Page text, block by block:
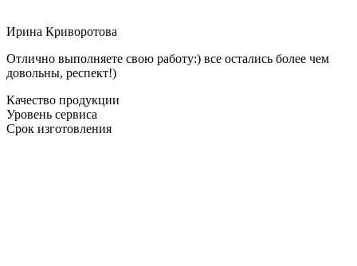
Ирина Криворотова
Отлично выполняете свою работу:) все остались более чем
довольны, респект!)
Качество продукции
Уровень сервиса
Срок изготовления